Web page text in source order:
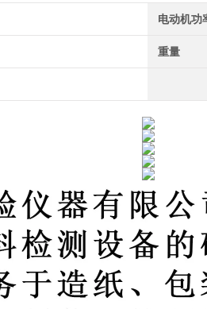
电动机功
重量